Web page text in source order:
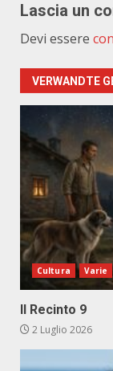
Lascia un
Devi essere
VERWANDTE
Cultura Varie
Il Recinto 9
2 Luglio 2026